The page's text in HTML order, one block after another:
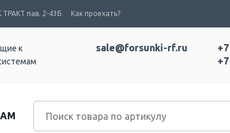
пав. 2-43Б Как проехать?
к
sale@forsunki-rf.ru